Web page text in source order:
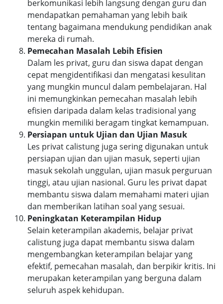
berkomunikasi lebih langsung dengan guru dan
mendapatkan pemahaman yang lebih baik
tentang bagaimana mendukung pendidikan anak
mereka di rumah.
Pemecahan Masalah Lebih Efisien
Dalam les privat, guru dan siswa dapat dengan
cepat mengidentifikasi dan mengatasi kesulitan
yang mungkin muncul dalam pembelajaran. Hal
ini memungkinkan pemecahan masalah lebih
efisien daripada dalam kelas tradisional yang
mungkin memiliki beragam tingkat kemampuan.
Persiapan untuk Ujian dan Ujian Masuk
Les privat calistung juga sering digunakan untuk
persiapan ujian dan ujian masuk, seperti ujian
masuk sekolah unggulan, ujian masuk perguruan
tinggi, atau ujian nasional. Guru les privat dapat
membantu siswa dalam memahami materi ujian
dan memberikan latihan soal yang sesuai.
Peningkatan Keterampilan Hidup
Selain keterampilan akademis, belajar privat
calistung juga dapat membantu siswa dalam
mengembangkan keterampilan belajar yang
efektif, pemecahan masalah, dan berpikir kritis. Ini
merupakan keterampilan yang berguna dalam
seluruh aspek kehidupan.